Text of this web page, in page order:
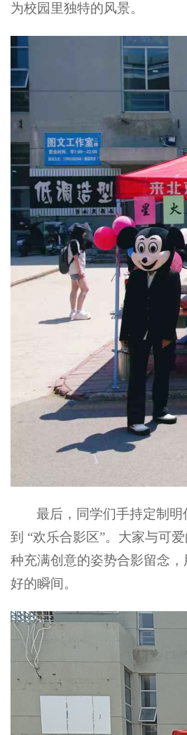
为校园里独特的风景。
最后，同学们手持定制
到 “欢乐合影区”。大家与可
种充满创意的姿势合影留念
好的瞬间。